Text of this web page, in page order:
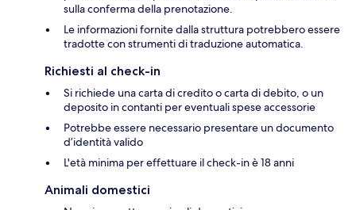
sulla conferma della prenotazione.
Le informazioni fornite dalla struttura potrebbero essere
tradotte con strumenti di traduzione automatica.
Richiesti al check-in
Si richiede una carta di credito o carta di debito, o un
deposito in contanti per eventuali spese accessorie
Potrebbe essere necessario presentare un documento
d’identità valido
L'età minima per effettuare il check-in è 18 anni
Animali domestici